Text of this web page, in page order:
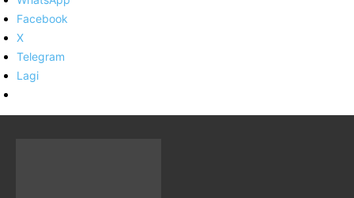
Facebook
X
Telegram
Lagi